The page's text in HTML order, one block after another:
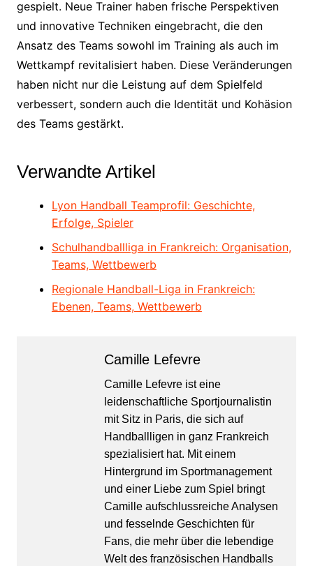
gespielt. Neue Trainer haben frische Perspektiven
und innovative Techniken eingebracht, die den
Ansatz des Teams sowohl im Training als auch im
Wettkampf revitalisiert haben. Diese Veränderungen
haben nicht nur die Leistung auf dem Spielfeld
verbessert, sondern auch die Identität und Kohäsion
des Teams gestärkt.
Verwandte Artikel
Lyon Handball Teamprofil: Geschichte,
Erfolge, Spieler
Schulhandballliga in Frankreich: Organisation,
Teams, Wettbewerb
Regionale Handball-Liga in Frankreich:
Ebenen, Teams, Wettbewerb
Camille Lefevre
Camille Lefevre ist eine
leidenschaftliche Sportjournalistin
mit Sitz in Paris, die sich auf
Handballligen in ganz Frankreich
spezialisiert hat. Mit einem
Hintergrund im Sportmanagement
und einer Liebe zum Spiel bringt
Camille aufschlussreiche Analysen
und fesselnde Geschichten für
Fans, die mehr über die lebendige
Welt des französischen Handballs